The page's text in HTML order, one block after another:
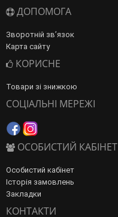
ДОПОМОГА
Зворотній зв’язок
Карта сайту
КОРИСНЕ
Товари зі знижкою
СОЦІАЛЬНІ МЕРЕЖІ
ОСОБИСТИЙ КАБІНЕТ
Особистий кабінет
Історія замовлень
Закладки
КОНТАКТИ